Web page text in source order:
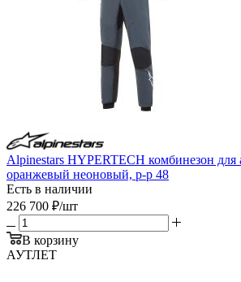
Alpinestars HYPERTECH комбинезон для
оранжевый неоновый, р-р 48
Есть в наличии
226 700 ₽/шт
В корзину
АУТЛЕТ